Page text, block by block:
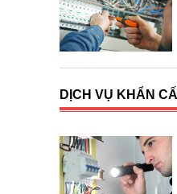
DỊCH VỤ KHẨN